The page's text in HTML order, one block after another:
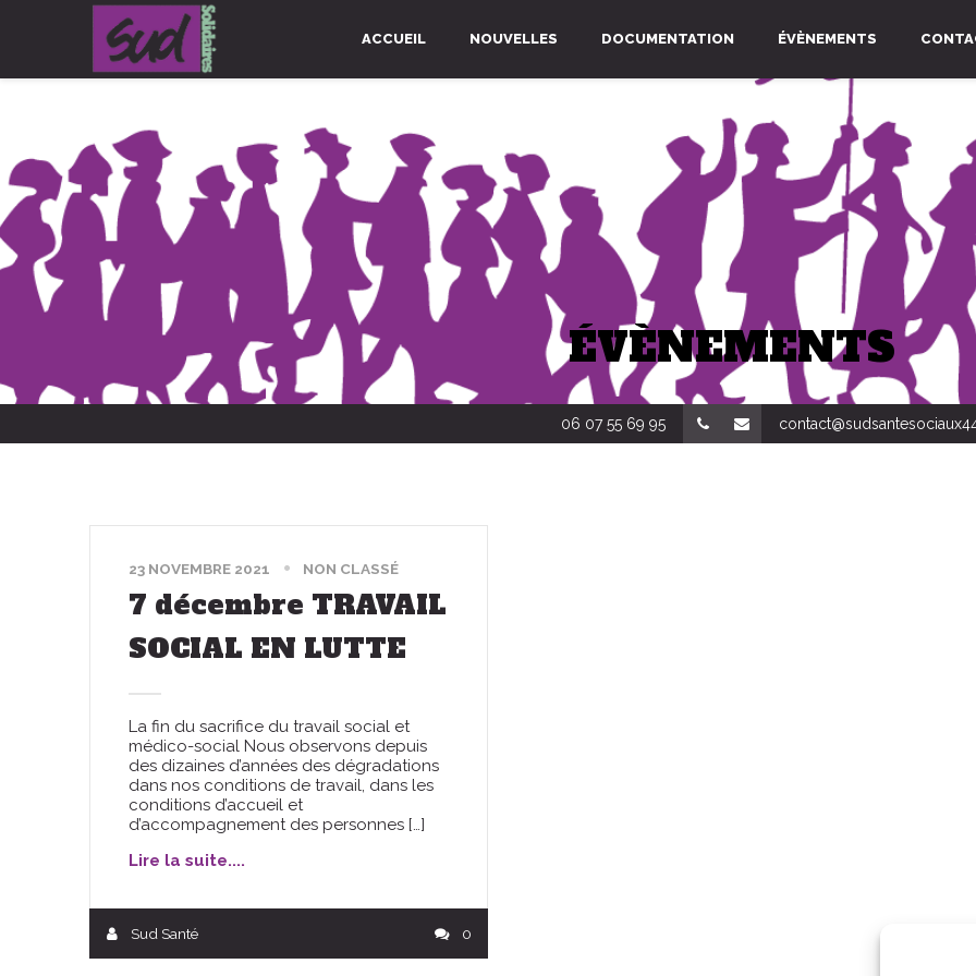
ACCUEIL NOUVELLES DOCUMENTATION ÉVÈNEMENTS
ÉVÈNEMENTS
06 07 55 69 95
23 NOVEMBRE 2021 NON CLASSÉ
7 décembre TRAVAIL
SOCIAL EN LUTTE
La fin du sacrifice du travail social et
médico-social Nous observons depuis
des dizaines d’années des dégradations
dans nos conditions de travail, dans les
conditions d’accueil et
d’accompagnement des personnes […]
Lire la suite....
Sud Santé 0